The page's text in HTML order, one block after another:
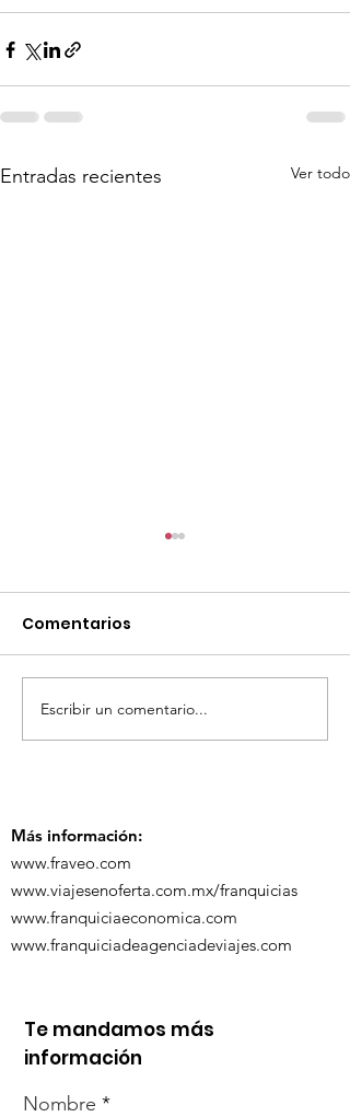
Entradas recientes Ver todo
TourTravelynByFraveo
participó en la
Comentarios
Escribir un comentario...
Más información:
www.fraveo.com
www.viajesenoferta.com.mx/franquicias
www.franquiciaeconomica.com
www.franquiciadeagenciadeviajes.com
Te mandamos más
información
Nombre